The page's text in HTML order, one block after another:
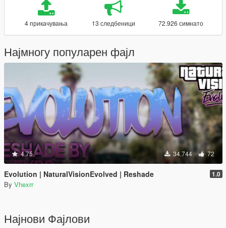
4 прикачувања 13 следбеници 72.926 симнато
Најмногу популарен фајл
4.75 34.744 72
Evolution | NaturalVisionEvolved | Reshade 1.0
By Vhexrr
Најнови Фајлови